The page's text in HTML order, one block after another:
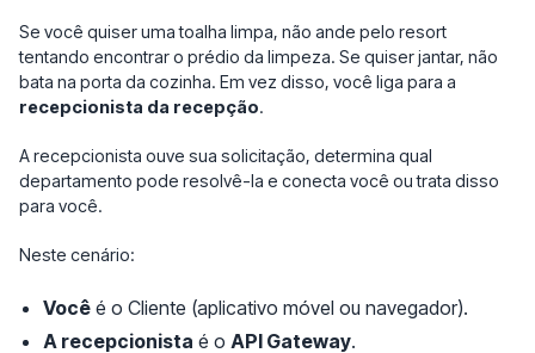
Se você quiser uma toalha limpa, não ande pelo resort
tentando encontrar o prédio da limpeza. Se quiser jantar, não
bata na porta da cozinha. Em vez disso, você liga para a
recepcionista da recepção.
A recepcionista ouve sua solicitação, determina qual
departamento pode resolvê-la e conecta você ou trata disso
para você.
Neste cenário:
Você é o Cliente (aplicativo móvel ou navegador).
A recepcionista é o API Gateway.